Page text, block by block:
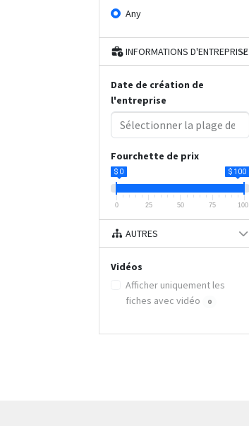
Any
INFORMATIONS D'ENTREPRISE
Date de création de
l'entreprise
Fourchette de prix
$ 0 $ 100
0 25 50 75 100
AUTRES
Vidéos
Afficher uniquement les
fiches avec vidéo
0